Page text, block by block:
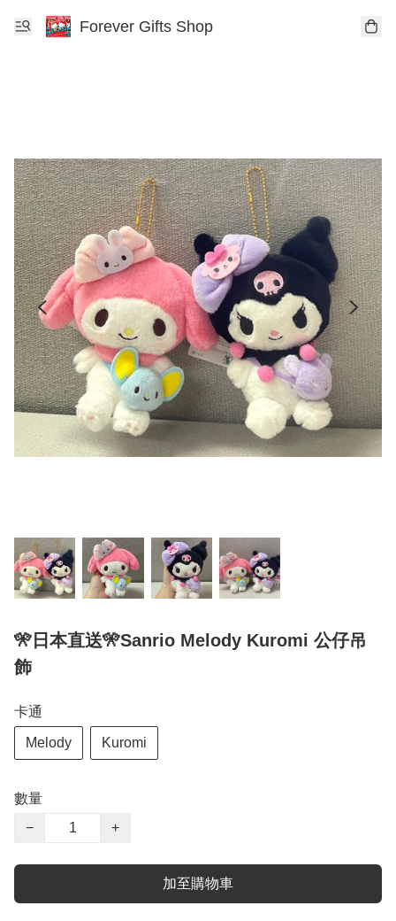
Forever Gifts Shop
🎌日本直送🎌Sanrio Melody Kuromi 公仔吊
飾
卡通
Melody Kuromi
數量
−
+
加至購物車